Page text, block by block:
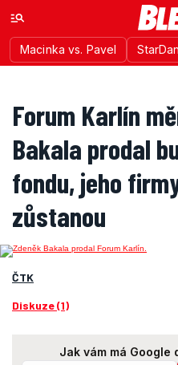
Macinka vs. Pavel
Forum Karlín
Bakala prodal
fondu, jeho
zůstanou
ČTK
Diskuze (1)
Jak vám má Google